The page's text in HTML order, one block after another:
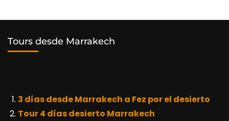
Tours desde Marrakech
3 días desde Marrakech a Fez por el desierto
Tour 4 días desierto Marrakech